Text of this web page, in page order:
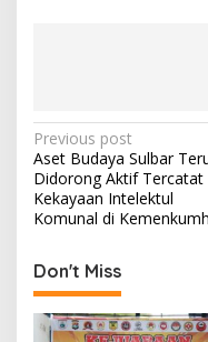
P
o
s
t
n
a
v
Previous post
Aset Budaya Sulbar
Didorong Aktif Tercatat
Kekayaan Intelektul
Komunal di
Don't Miss